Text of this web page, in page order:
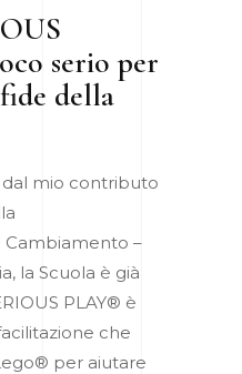
serio per
della
mio contributo
Cambiamento –
la Scuola è già
PLAY® è
che
per aiutare